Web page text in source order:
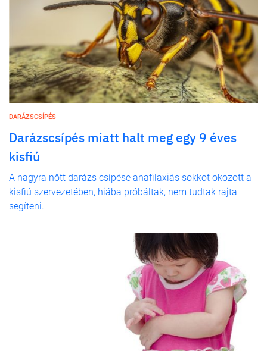
DARÁZSCSÍPÉS
Darázscsípés miatt halt meg egy 9 éves
kisfiú
A nagyra nőtt darázs csípése anafilaxiás sokkot okozott a
kisfiú szervezetében, hiába próbáltak, nem tudtak rajta
segíteni.